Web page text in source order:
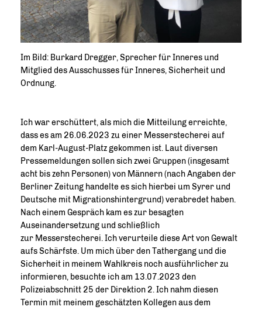
Im Bild: Burkard Dregger, Sprecher für Inneres und
Mitglied des Ausschusses für Inneres, Sicherheit und
Ordnung.
Ich war erschüttert, als mich die Mitteilung erreichte,
dass es am 26.06.2023 zu einer Messerstecherei auf
dem Karl-August-Platz gekommen ist. Laut diversen
Pressemeldungen sollen sich zwei Gruppen (insgesamt
acht bis zehn Personen) von Männern (nach Angaben der
Berliner Zeitung handelte es sich hierbei um Syrer und
Deutsche mit Migrationshintergrund) verabredet haben.
Nach einem Gespräch kam es zur besagten
Auseinandersetzung und schließlich
zur Messerstecherei. Ich verurteile diese Art von Gewalt
aufs Schärfste. Um mich über den Tathergang und die
Sicherheit in meinem Wahlkreis noch ausführlicher zu
informieren, besuchte ich am 13.07.2023 den
Polizeiabschnitt 25 der Direktion 2. Ich nahm diesen
Termin mit meinem geschätzten Kollegen aus dem